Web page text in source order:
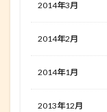
2014年3月
2014年2月
2014年1月
2013年12月